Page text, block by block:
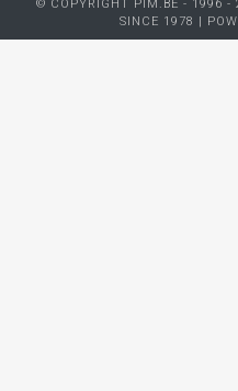
© COPYRIGHT PIM.BE - 1996 -
SINCE 1978 |